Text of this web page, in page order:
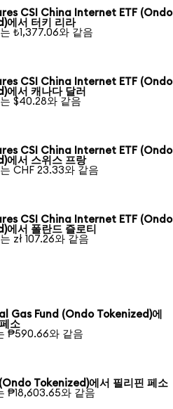
CSI China Internet ETF (Ondo
에서 터키 리라
₺1,377.06와 같음
CSI China Internet ETF (Ondo
에서 캐나다 달러
$40.28와 같음
CSI China Internet ETF (Ondo
에서 스위스 프랑
CHF 23.33와 같음
CSI China Internet ETF (Ondo
에서 폴란드 즐로티
zł 107.26와 같음
Gas Fund (Ondo Tokenized)에
소
₱590.66와 같음
Tokenized)에서 필리핀 페소
₱18,603.65와 같음